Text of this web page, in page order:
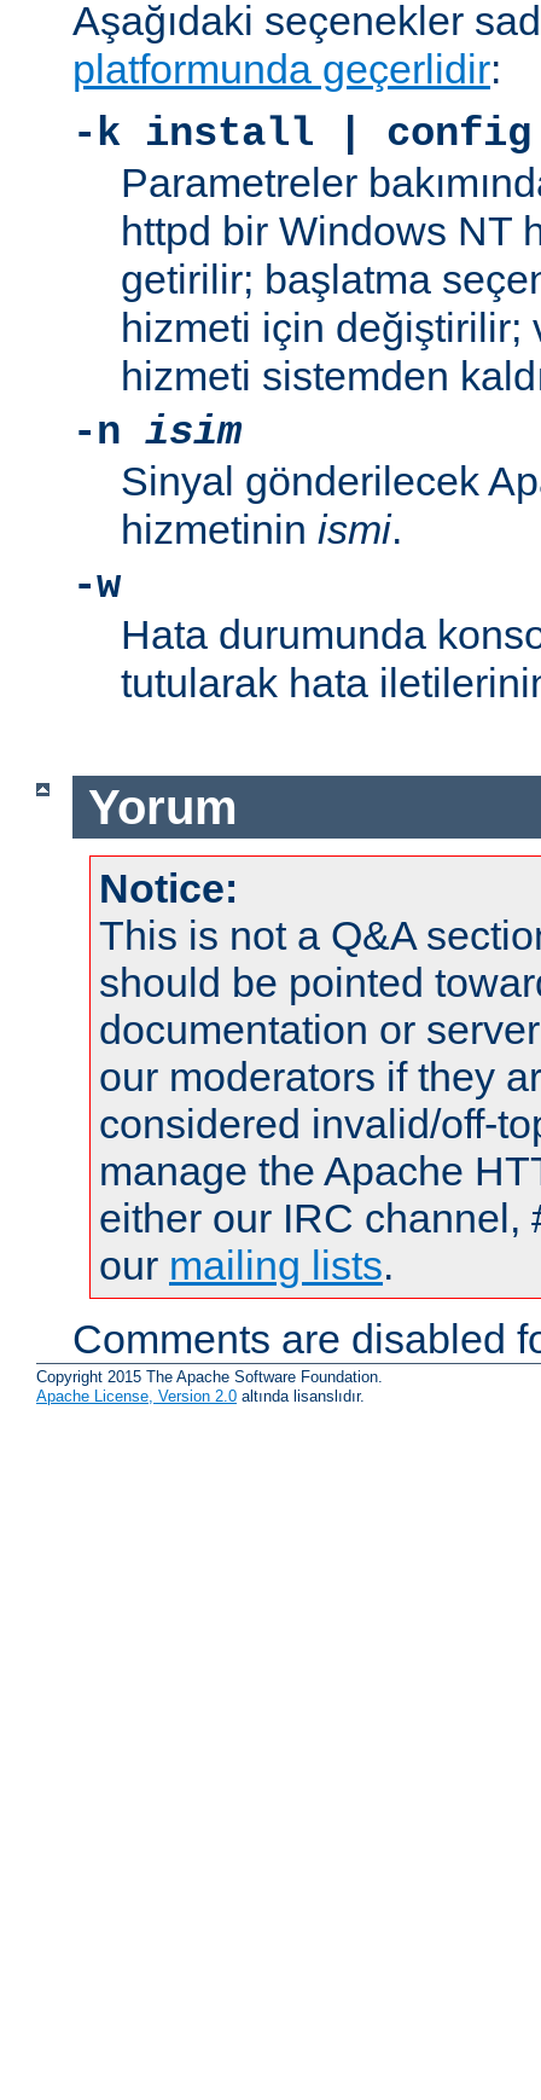
Aşağıdaki seçenekler
platformunda geçerlidir:
-k install |
Parametreler
httpd bir Windows NT
getirilir; başlatma
hizmeti için değiştirilir;
hizmeti sistemden
-n isim
Sinyal gönderilecek
hizmetinin ismi.
-w
Hata durumunda
tutularak hata
Yorum
Notice:
This is not a Q&A
should be pointed
documentation or
our moderators if they
considered invalid/off-
manage the Apache
either our IRC channel,
our mailing lists.
Comments are disabled
Copyright 2015 The Apache Software Foundation.
Apache License, Version 2.0 altında lisanslıdır.